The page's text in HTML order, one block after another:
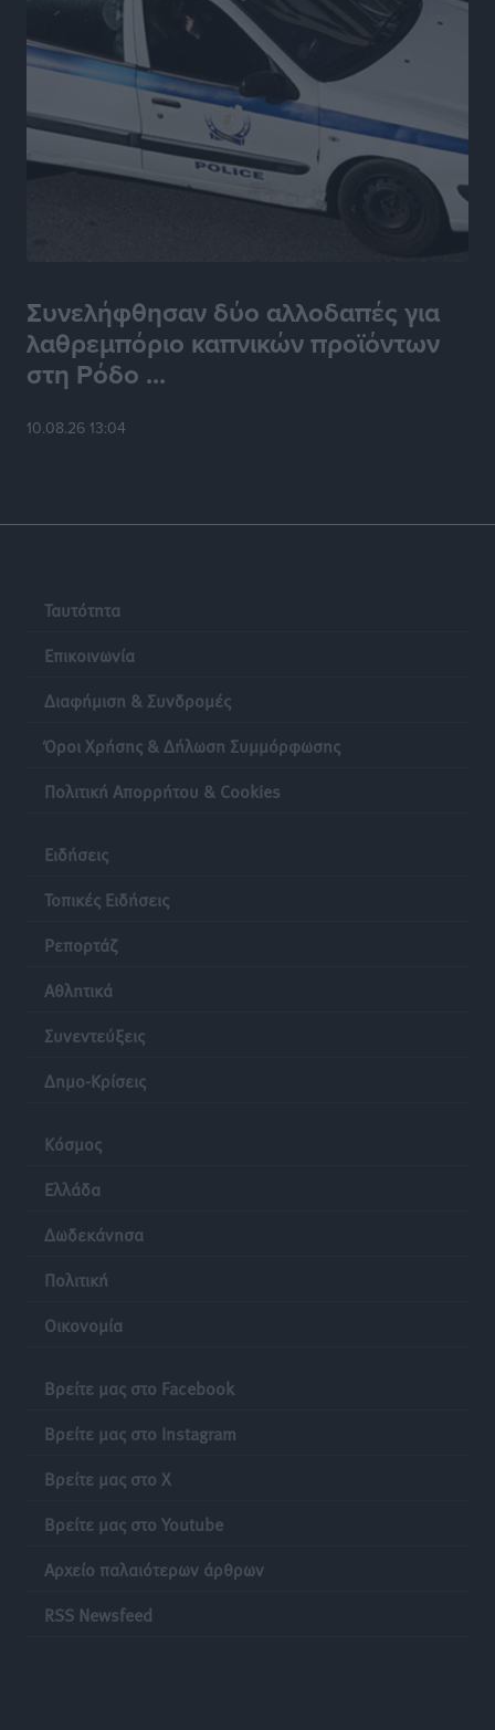
Συνελήφθησαν δύο αλλοδαπές για
λαθρεμπόριο καπνικών προϊόντων
στη Ρόδο ...
10.08.26 13:04
Ταυτότητα
Επικοινωνία
Διαφήμιση & Συνδρομές
Όροι Χρήσης & Δήλωση Συμμόρφωσης
Πολιτική Απορρήτου & Cookies
Ειδήσεις
Τοπικές Ειδήσεις
Ρεπορτάζ
Αθλητικά
Συνεντεύξεις
Δημο-Κρίσεις
Κόσμος
Ελλάδα
Δωδεκάνησα
Πολιτική
Οικονομία
Βρείτε μας στο Facebook
Βρείτε μας στο Instagram
Βρείτε μας στο X
Βρείτε μας στο Youtube
Αρχείο παλαιότερων άρθρων
RSS Newsfeed